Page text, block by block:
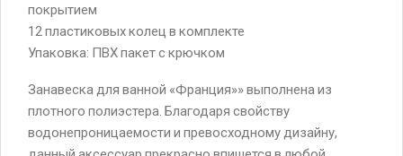
покрытием
12 пластиковых колец в комплекте
Упаковка: ПВХ пакет с крючком
Занавеска для ванной «Франция»» выполнена из
плотного полиэстера. Благодаря свойству
водонепроницаемости и превосходному дизайну,